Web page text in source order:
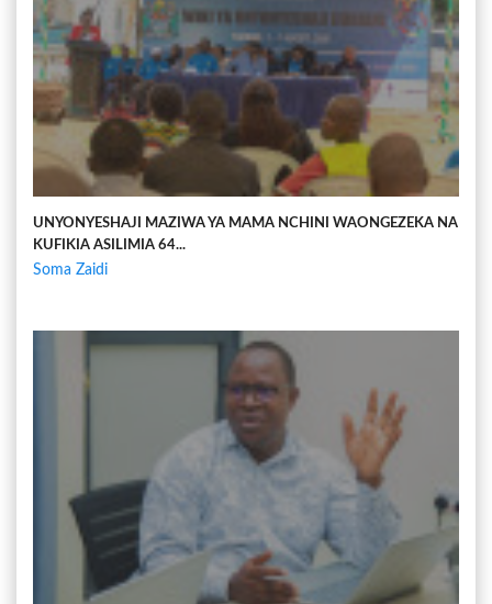
UNYONYESHAJI MAZIWA YA MAMA NCHINI WAONGEZEKA NA
KUFIKIA ASILIMIA 64...
Soma Zaidi